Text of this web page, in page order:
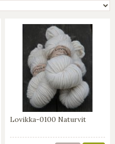
Lovikka-0100 Naturvit